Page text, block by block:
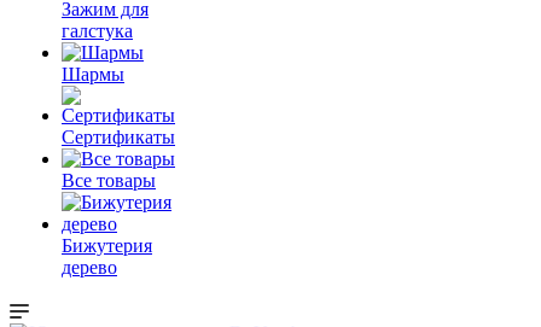
Зажим для
галстука
Шармы
Сертификаты
Все товары
Бижутерия
дерево